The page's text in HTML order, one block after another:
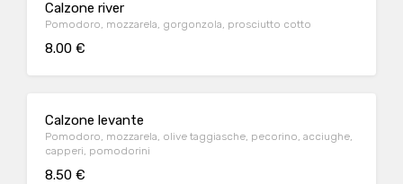
Calzone river
Pomodoro, mozzarela, gorgonzola, prosciutto cotto
8.00 €
Calzone levante
Pomodoro, mozzarela, olive taggiasche, pecorino, acciughe,
capperi, pomodorini
8.50 €